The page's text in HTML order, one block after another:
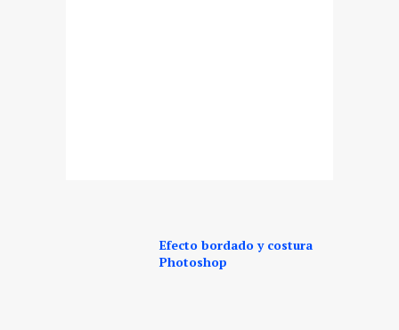
Efecto bordado y costura
Photoshop